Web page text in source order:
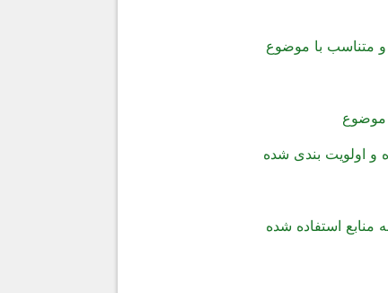
و متناسب با موضوع
موضوع
اولویت بندی شده
منابع استفاده شده